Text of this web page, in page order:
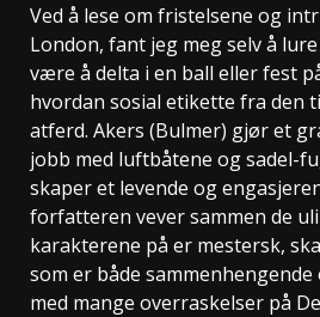
Ved å lese om fristelsene og
London, fant jeg meg selv å
være å delta i en ball eller fest
hvordan sosial etikette fra den
atferd. Akers (Bulmer) gjør et
jobb med luftbåtene og sadel-
skaper et levende og
forfatteren vever sammen de
karakterene på er mestersk,
som er både
med mange overraskelser på